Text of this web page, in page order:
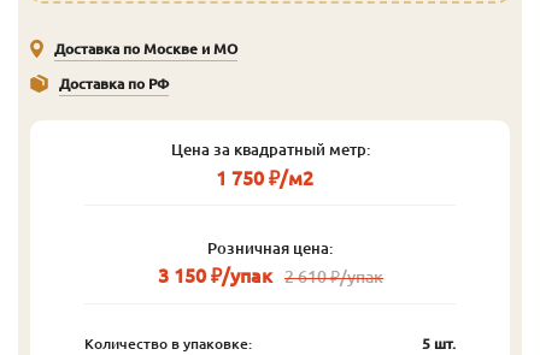
Доставка по Москве и МО
Доставка по РФ
Цена за квадратный метр:
1 750 ₽/м2
Розничная цена:
3 150 ₽/упак 2 610 ₽/упак
Количество в упаковке:
5 шт.